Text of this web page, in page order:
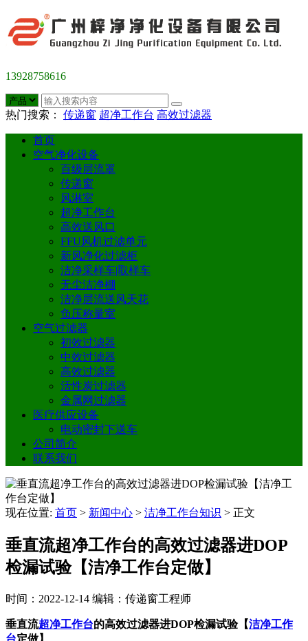
13928758616
热门搜索： 传递窗 超净工作台 高效过滤器
首页
空气净化设备
百级层流罩
传递窗
风淋室
超净工作台
高效送风口
FFU风机过滤单元
新风净化过滤柜
洁净采样车|取样车
无尘洁净棚
洁净层流送风天花
负压称量室
空气过滤器
初效过滤器
中效过滤器
高效过滤器
活性炭过滤器
金属网过滤器
医疗供应设备
电动密封下送车
公司简介
联系我们
现在位置: 首页 > 新闻中心 > 洁净工作台知识 > 正文
垂直流超净工作台的高效过滤器进DOP
检漏试验【洁净工作台定做】
时间：2022-12-14 编辑：传递窗工程师
垂直流超净工作台的高效过滤器进DOP检漏试验【洁净工作
台定做】